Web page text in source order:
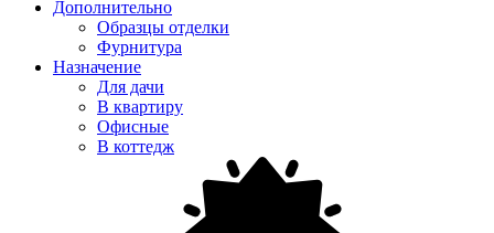
Дополнительно
Образцы отделки
Фурнитура
Назначение
Для дачи
В квартиру
Офисные
В коттедж